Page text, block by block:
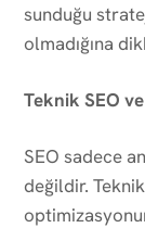
sunduğu
olmadığına
Teknik SEO
SEO sadece
değildir.